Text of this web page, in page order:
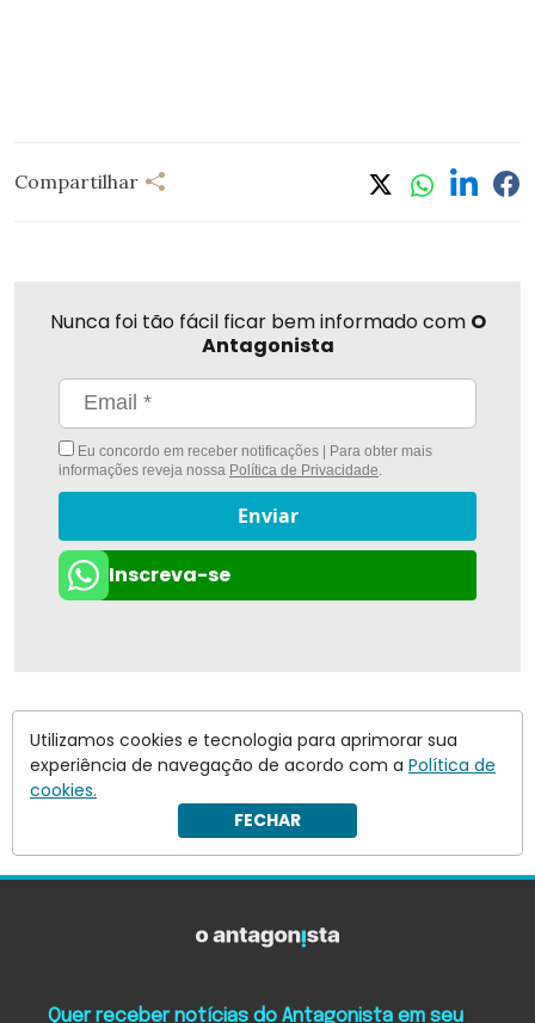
Compartilhar
Nunca foi tão fácil ficar bem informado com O
Antagonista
Eu concordo em receber notificações | Para obter mais
informações reveja nossa Política de Privacidade.
Enviar
Inscreva-se
Utilizamos cookies e tecnologia para aprimorar sua
experiência de navegação de acordo com a Política de
cookies.
FECHAR
Quer receber notícias do Antagonista em seu